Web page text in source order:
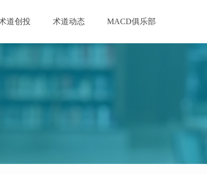
道创投 术道动态 MACD俱乐部